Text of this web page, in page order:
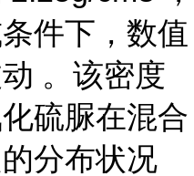
件下，数值
。该密度
硫脲在混合
分布状况